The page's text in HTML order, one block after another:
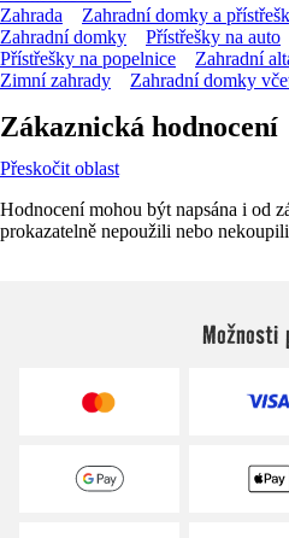
Zahrada
Zahradní domky a
Zahradní domky
Přístřešky na auto
Přístřešky na popelnice
Zahradní
Zimní zahrady
Zahradní domky
Zákaznická hodnocení
Přeskočit oblast
Hodnocení mohou být napsána i od
prokazatelně nepoužili nebo
Možnosti